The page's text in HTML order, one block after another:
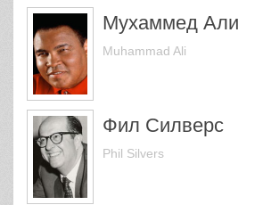
Мухаммед Али
Muhammad Ali
Фил Силверс
Phil Silvers